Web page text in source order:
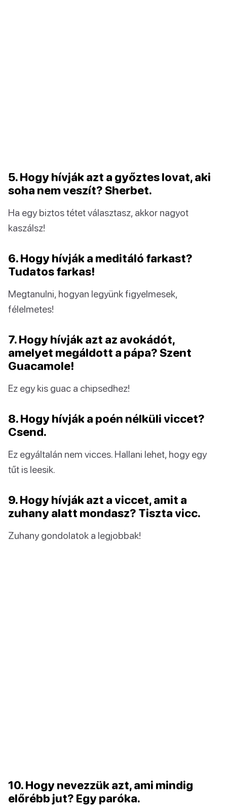
5. Hogy hívják azt a győztes lovat, aki
soha nem veszít? Sherbet.
Ha egy biztos tétet választasz, akkor nagyot
kaszálsz!
6. Hogy hívják a meditáló farkast?
Tudatos farkas!
Megtanulni, hogyan legyünk figyelmesek,
félelmetes!
7. Hogy hívják azt az avokádót,
amelyet megáldott a pápa? Szent
Guacamole!
Ez egy kis guac a chipsedhez!
8. Hogy hívják a poén nélküli viccet?
Csend.
Ez egyáltalán nem vicces. Hallani lehet, hogy egy
tűt is leesik.
9. Hogy hívják azt a viccet, amit a
zuhany alatt mondasz? Tiszta vicc.
Zuhany gondolatok a legjobbak!
10. Hogy nevezzük azt, ami mindig
előrébb jut? Egy paróka.